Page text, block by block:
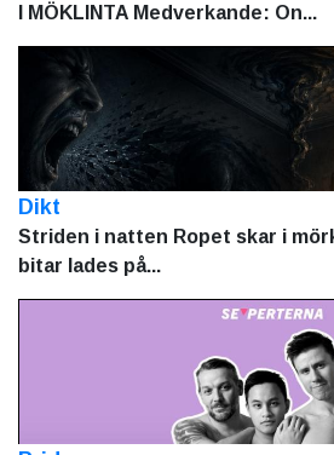
I MÖKLINTA Medverkande: On...
Dikt
Striden i natten Ropet skar i
bitar lades på...